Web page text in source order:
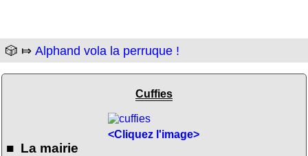
🎲 ⤇ Alphand vola la perruque !
Cuffies
<Cliquez l'image>
■ La mairie